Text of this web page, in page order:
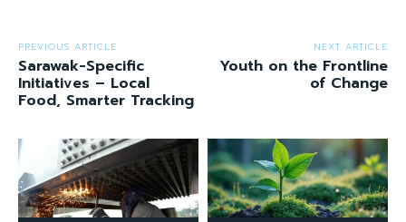
PREVIOUS ARTICLE
Sarawak-Specific
Initiatives – Local
Food, Smarter Tracking
NEXT ARTICLE
Youth on the Frontline
of Change